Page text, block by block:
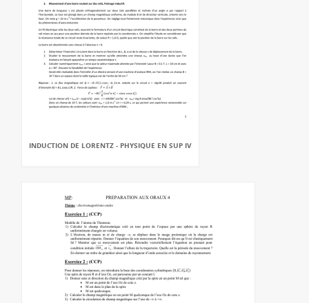
INDUCTION DE LORENTZ - PHYSIQUE EN SUP IV